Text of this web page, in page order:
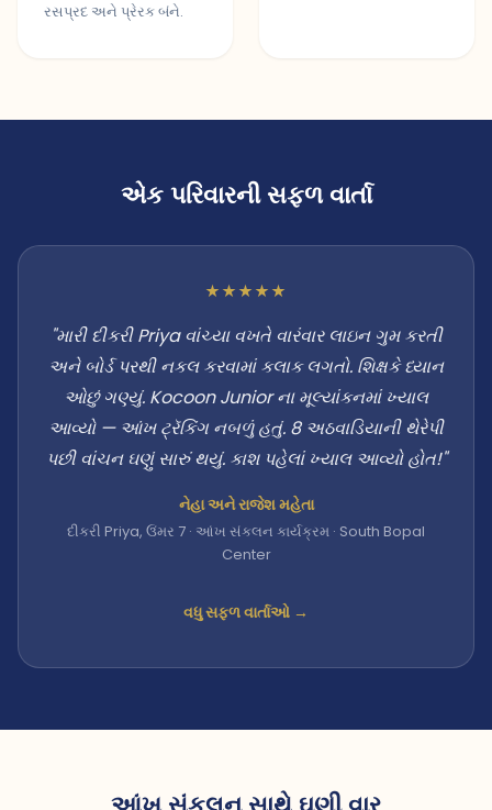
રસપ્રદ અને પ્રેરક બંને.
એક પરિવારની સફળ વાર્તા
★★★★★
"મારી દીકરી Priya વાંચ્યા વખતે વારંવાર લાઇન ગુમ કરતી
અને બોર્ડ પરથી નકલ કરવામાં કલાક લગતો. શિક્ષકે ધ્યાન
ઓછું ગણ્યું. Kocoon Junior ના મૂલ્યાંકનમાં ખ્યાલ
આવ્યો — આંખ ટ્રૅકિંગ નબળું હતું. 8 અઠવાડિયાની થેરેપી
પછી વાંચન ઘણું સારું થયું. કાશ પહેલાં ખ્યાલ આવ્યો હોત!"
નેહા અને રાજેશ મહેતા
દીકરી Priya, ઉંમર 7 · આંખ સંકલન કાર્યક્રમ · South Bopal
Center
વધુ સફળ વાર્તાઓ →